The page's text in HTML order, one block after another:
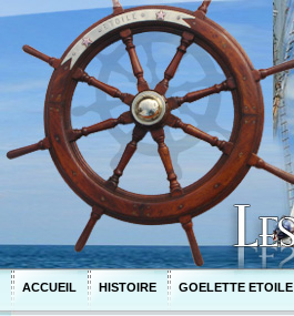
ACCUEIL HISTOIRE GOELETTE ETOILE